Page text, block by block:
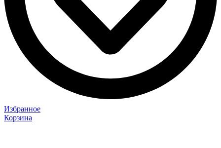
Избранное
Корзина